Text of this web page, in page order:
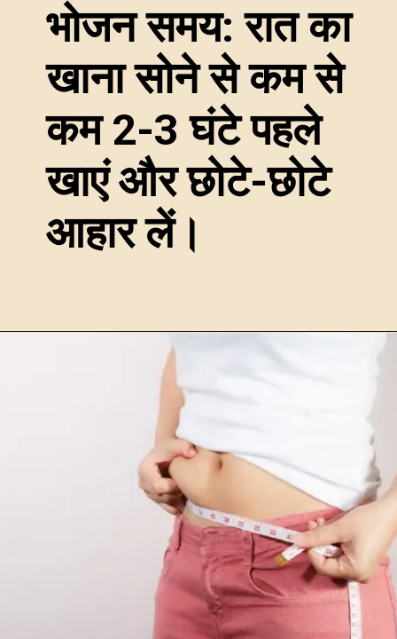
भोजन समय: रात का
खाना सोने से कम से
कम 2-3 घंटे पहले
खाएं और छोटे-छोटे
आहार लें।